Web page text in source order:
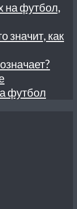
на футбол,
значит, как
футбол